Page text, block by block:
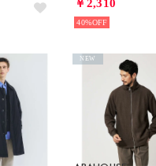
￥2,310
40%
NEW